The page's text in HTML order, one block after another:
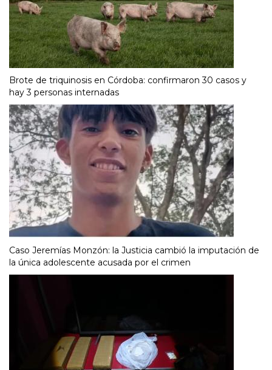
Brote de triquinosis en Córdoba: confirmaron 30 casos y
hay 3 personas internadas
Caso Jeremías Monzón: la Justicia cambió la imputación de
la única adolescente acusada por el crimen